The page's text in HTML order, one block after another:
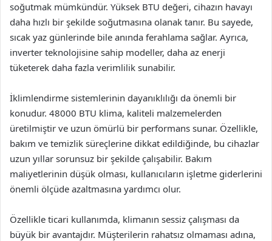
soğutmak mümkündür. Yüksek BTU değeri, cihazın havayı
daha hızlı bir şekilde soğutmasına olanak tanır. Bu sayede,
sıcak yaz günlerinde bile anında ferahlama sağlar. Ayrıca,
inverter teknolojisine sahip modeller, daha az enerji
tüketerek daha fazla verimlilik sunabilir.
İklimlendirme sistemlerinin dayanıklılığı da önemli bir
konudur. 48000 BTU klima, kaliteli malzemelerden
üretilmiştir ve uzun ömürlü bir performans sunar. Özellikle,
bakım ve temizlik süreçlerine dikkat edildiğinde, bu cihazlar
uzun yıllar sorunsuz bir şekilde çalışabilir. Bakım
maliyetlerinin düşük olması, kullanıcıların işletme giderlerini
önemli ölçüde azaltmasına yardımcı olur.
Özellikle ticari kullanımda, klimanın sessiz çalışması da
büyük bir avantajdır. Müşterilerin rahatsız olmaması adına,